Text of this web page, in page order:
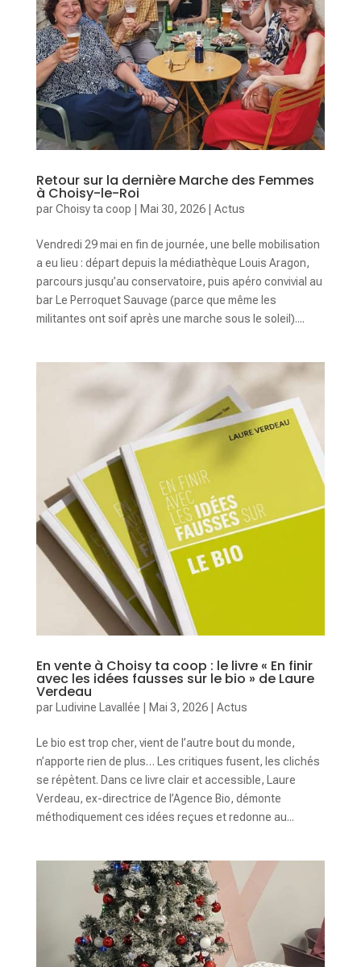
Retour sur la dernière Marche des Femmes
à Choisy-le-Roi
parChoisy ta coop Mai 30, 2026| Actus
Vendredi 29 mai en fin de journée, une belle mobilisation
a eu lieu : départ depuis la médiathèque Louis Aragon,
parcours jusqu’au conservatoire, puis apéro convivial au
bar Le Perroquet Sauvage (parce que même les
militantes ont soif après une marche sous le soleil)....
En vente à Choisy ta coop : le livre « En finir
avec les idées fausses sur le bio » de Laure
Verdeau
par Ludivine Lavallée Mai 3, 2026| Actus
Le bio est trop cher, vient de l’autre bout du monde,
n’apporte rien de plus… Les critiques fusent, les clichés
se répètent. Dans ce livre clair et accessible, Laure
Verdeau, ex-directrice de l’Agence Bio, démonte
méthodiquement ces idées reçues et redonne au...